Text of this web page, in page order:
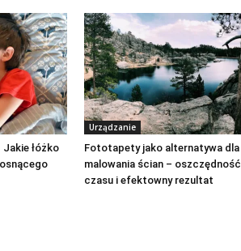
łóżko
Urządzanie
Fototapety jako alternatywa dla
malowania ścian – oszczędność
czasu i efektowny rezultat